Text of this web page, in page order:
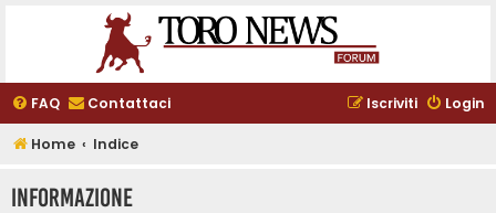
FAQ Contattaci Login
Iscriviti
Home Indice
Informazione